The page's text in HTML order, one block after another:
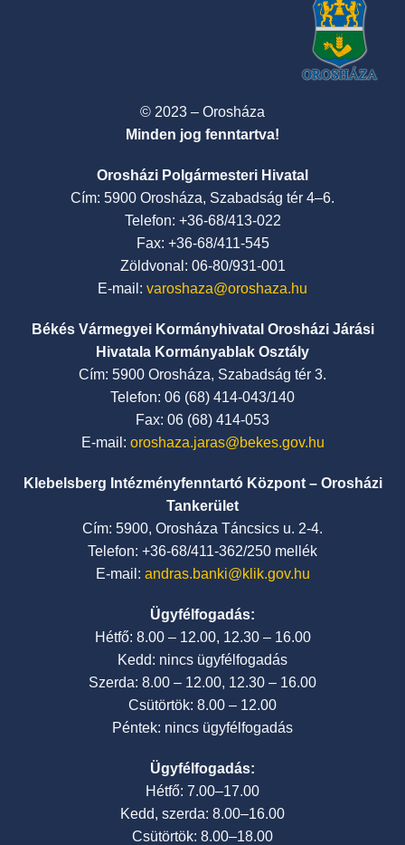
© 2023 – Orosháza
Minden jog fenntartva!
Orosházi Polgármesteri Hivatal
Cím: 5900 Orosháza, Szabadság tér 4–6.
Telefon: +36-68/413-022
Fax: +36-68/411-545
Zöldvonal: 06-80/931-001
E-mail: varoshaza@oroshaza.hu
Békés Vármegyei Kormányhivatal Orosházi Járási
Hivatala Kormányablak Osztály
Cím: 5900 Orosháza, Szabadság tér 3.
Telefon: 06 (68) 414-043/140
Fax: 06 (68) 414-053
E-mail: oroshaza.jaras@bekes.gov.hu
Klebelsberg Intézményfenntartó Központ – Orosházi
Tankerület
Cím: 5900, Orosháza Táncsics u. 2-4.
Telefon: +36-68/411-362/250 mellék
E-mail: andras.banki@klik.gov.hu
Ügyfélfogadás:
Hétfő: 8.00 – 12.00, 12.30 – 16.00
Kedd: nincs ügyfélfogadás
Szerda: 8.00 – 12.00, 12.30 – 16.00
Csütörtök: 8.00 – 12.00
Péntek: nincs ügyfélfogadás
Ügyfélfogadás:
Hétfő: 7.00–17.00
Kedd, szerda: 8.00–16.00
Csütörtök: 8.00–18.00